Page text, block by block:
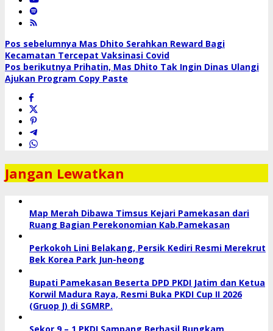
Navigasi
pos
Pos sebelumnya Mas Dhito Serahkan Reward Bagi
Kecamatan Tercepat Vaksinasi Covid
Pos berikutnya Prihatin, Mas Dhito Tak Ingin Dinas Ulangi
Ajukan Program Copy Paste
Jangan Lewatkan
Map Merah Dibawa Timsus Kejari Pamekasan dari
Ruang Bagian Perekonomian Kab.Pamekasan
Perkokoh Lini Belakang, Persik Kediri Resmi Merekrut
Bek Korea Park Jun-heong
Bupati Pamekasan Beserta DPD PKDI Jatim dan Ketua
Korwil Madura Raya, Resmi Buka PKDI Cup II 2026
(Gruop J) di SGMRP.